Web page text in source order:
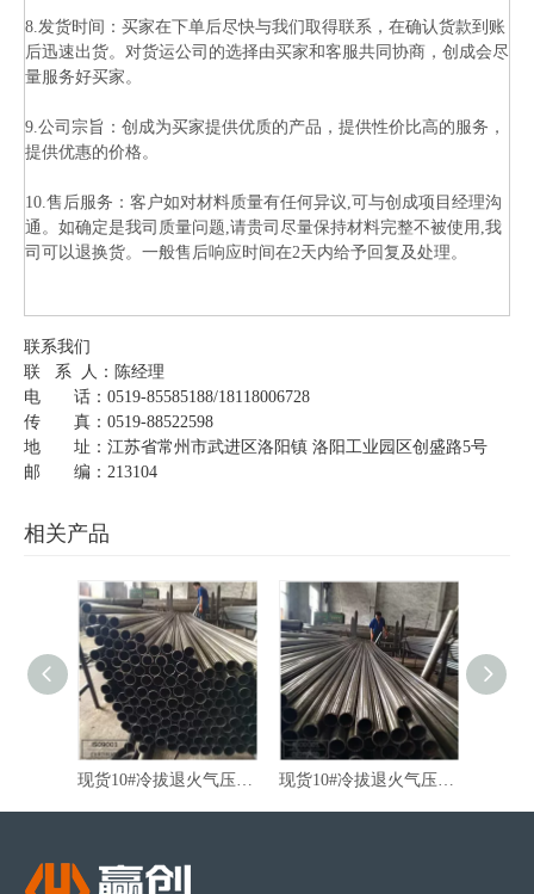
8.发货时间：买家在下单后尽快与我们取得联系，在确认货款到账
后迅速出货。对货运公司的选择由买家和客服共同协商，创成会尽
量服务好买家。
9.公司宗旨：创成为买家提供优质的产品，提供性价比高的服务，
提供优惠的价格。
10.售后服务：客户如对材料质量有任何异议,可与创成项目经理沟
通。如确定是我司质量问题,请贵司尽量保持材料完整不被使用,我
司可以退换货。一般售后响应时间在2天内给予回复及处理。
联系我们
联 系 人：陈经理
电 话：0519-85585188/18118006728
传 真：0519-88522598
地 址：江苏省常州市武进区洛阳镇 洛阳工业园区创盛路5号
邮 编：213104
相关产品
现货10#冷拔退火气压棒精密无缝管 现货10#冷拔退火气压棒无缝管